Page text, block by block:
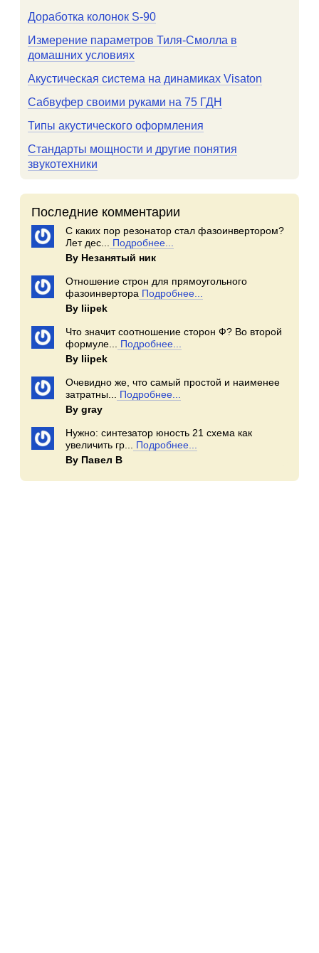
Доработка колонок S-90
Измерение параметров Тиля-Смолла в
домашних условиях
Акустическая система на динамиках Visaton
Сабвуфер своими руками на 75 ГДН
Типы акустического оформления
Стандарты мощности и другие понятия
звукотехники
Последние комментарии
С каких пор резонатор стал фазоинвертором?
Лет дес...
Подробнее...
By Незанятый ник
Отношение строн для прямоугольного
фазоинвертора Подробнее...
By Iiipek
Что значит соотношение сторон Ф? Во второй
формуле...
Подробнее...
By Iiipek
Очевидно же, что самый простой и наименее
затратны...
Подробнее...
By gray
Нужно: синтезатор юность 21 схема как
увеличить гр...
Подробнее...
By Павел В